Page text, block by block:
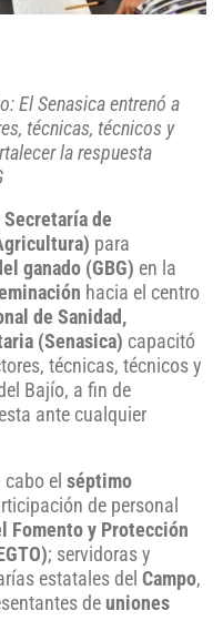
El Senasica entrenó a
técnicas, técnicos y
la respuesta
Secretaría de
para
ganado (GBG) en la
hacia el centro
de Sanidad,
(Senasica) capacitó
técnicas, técnicos y
Bajío, a fin de
ante cualquier
el séptimo
de personal
Fomento y Protección
; servidoras y
estatales del Campo,
de uniones